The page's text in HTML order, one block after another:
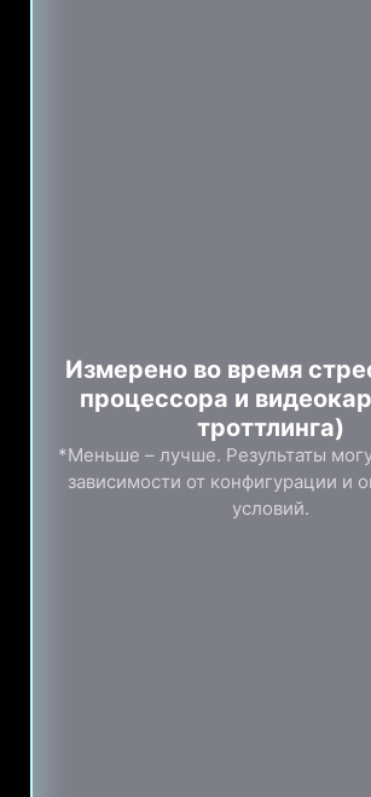
Измерено во время
процессора и
троттлинга)
*Меньше – лучше. Результаты
зависимости от конфигурации и
условий.